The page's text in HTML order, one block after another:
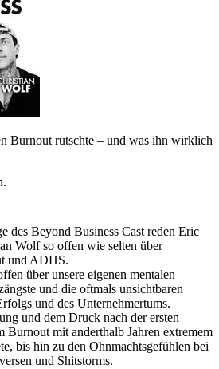
Burnout rutschte – und was ihn wirklich
des Beyond Business Cast reden Eric
Wolf so offen wie selten über
und ADHS.
über unsere eigenen mentalen
und die oftmals unsichtbaren
und des Unternehmertums.
und dem Druck nach der ersten
mit anderthalb Jahren extremem
bis hin zu den Ohnmachtsgefühlen bei
und Shitstorms.